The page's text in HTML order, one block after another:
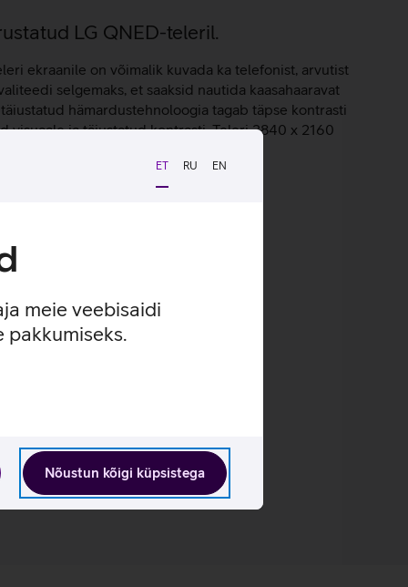
ET RU EN
meie veebisaidi
pakkumiseks.
Nõustun kõigi küpsistega
LG QNED-teleril.
ekraanile on võimalik kuvada ka telefonist, arvutist
selgemaks, et saaksid nautida kaasahaaravat
hämardustehnoloogia tagab täpse kontrasti
ja täiustatud kontrasti. Teleri 3840 x 2160
justkui isikliku meelelahutusmasina.